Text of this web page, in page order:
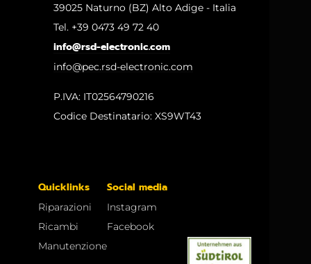
39025 Naturno (BZ) Alto Adige - Italia
Tel. +39 0473 49 72 40
info@rsd-electronic.com
info@pec.rsd-electronic.com
P.IVA: IT02564790216
Codice Destinatario: XS9WT43
Quicklinks
Riparazioni
Ricambi
Manutenzione
Social media
Instagram
Facebook